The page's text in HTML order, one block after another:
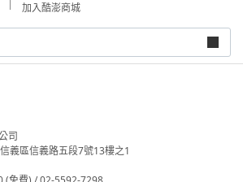
義區信義路五段7號13樓之1
免費) / 02-5592-7298